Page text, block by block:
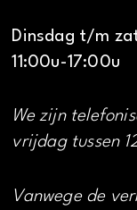
Dinsdag t/m
11:00u-17:00u
We zijn
vrijdag tussen
Vanwege de